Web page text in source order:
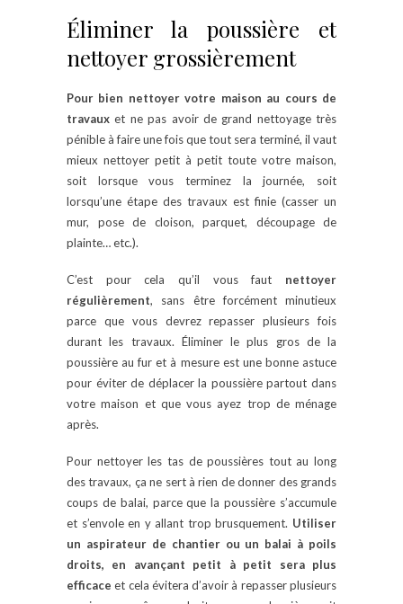
Éliminer la poussière et
nettoyer grossièrement
Pour bien nettoyer votre maison au cours de
travaux et ne pas avoir de grand nettoyage très
pénible à faire une fois que tout sera terminé, il vaut
mieux nettoyer petit à petit toute votre maison,
soit lorsque vous terminez la journée, soit
lorsqu’une étape des travaux est finie (casser un
mur, pose de cloison, parquet, découpage de
plainte… etc.).
C’est pour cela qu’il vous faut nettoyer
régulièrement, sans être forcément minutieux
parce que vous devrez repasser plusieurs fois
durant les travaux. Éliminer le plus gros de la
poussière au fur et à mesure est une bonne astuce
pour éviter de déplacer la poussière partout dans
votre maison et que vous ayez trop de ménage
après.
Pour nettoyer les tas de poussières tout au long
des travaux, ça ne sert à rien de donner des grands
coups de balai, parce que la poussière s’accumule
et s’envole en y allant trop brusquement. Utiliser
un aspirateur de chantier ou un balai à poils
droits, en avançant petit à petit sera plus
efficace et cela évitera d’avoir à repasser plusieurs